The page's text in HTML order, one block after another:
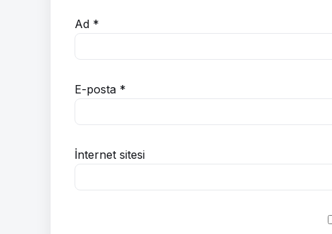
Ad *
E-posta *
İnternet sitesi